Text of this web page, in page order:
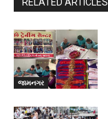
જામનગર